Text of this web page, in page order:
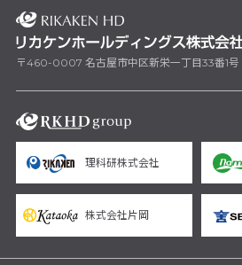
〒460-0007 名古屋市中区新栄一丁目33番1号
理科研株式会社
株式会社片岡